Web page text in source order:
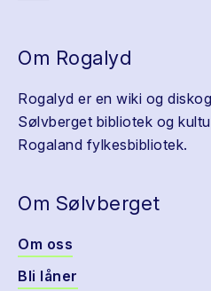
Om Rogalyd
Rogalyd er en wiki og
Sølvberget bibliotek og
Rogaland fylkesbibliotek.
Om Sølvberget
Om oss
Bli låner